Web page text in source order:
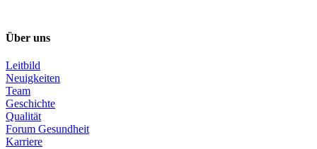
Über uns
Leitbild
Neuigkeiten
Team
Geschichte
Qualität
Forum Gesundheit
Karriere